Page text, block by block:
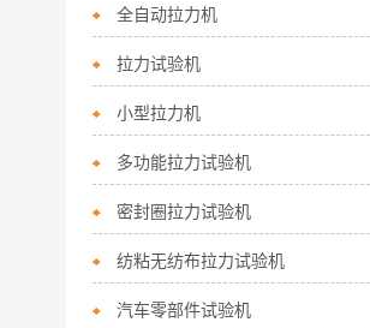
全自动拉力机
拉力试验机
小型拉力机
多功能拉力试验机
密封圈拉力试验机
纺粘无纺布拉力试验机
汽车零部件试验机